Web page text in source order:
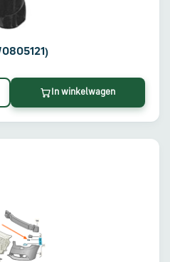
In winkelwagen